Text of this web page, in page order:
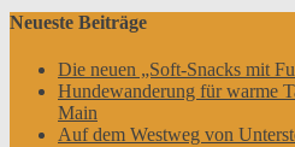
Neueste Beiträge
Die neuen „Soft-Snacks mit
Hundewanderung für warme
Main
Auf dem Westweg von